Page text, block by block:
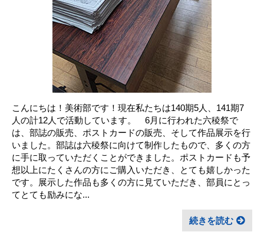
こんにちは！美術部です！現在私たちは140期5人、141期7
人の計12人で活動しています。 6月に行われた六稜祭で
は、部誌の販売、ポストカードの販売、そして作品展示を行
いました。部誌は六稜祭に向けて制作したもので、多くの方
に手に取っていただくことができました。ポストカードも予
想以上にたくさんの方にご購入いただき、とても嬉しかった
です。展示した作品も多くの方に見ていただき、部員にとっ
てとても励みにな...
続きを読む